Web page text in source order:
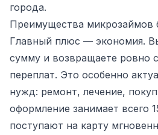
города.
Преимущества микрозаймов
Главный плюс — экономия.
сумму и возвращаете ровно
переплат. Это особенно
нужд: ремонт, лечение,
оформление занимает всего
поступают на карту